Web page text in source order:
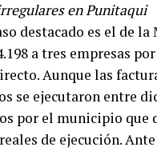
en Punitaqui
destacado es el de
a tres empresas
Aunque las
se ejecutaron entre
por el municipio que
de ejecución.